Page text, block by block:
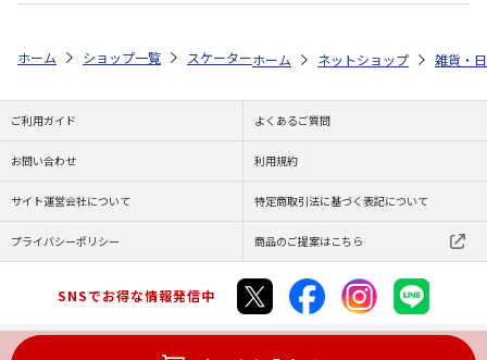
ホーム ショップ一覧 スケーター 救急ばんそうこう (Mサイズ) 100
ホーム ネットショップ 雑貨・
ご利用ガイド よくあるご質問
お問い合わせ 利用規約
サイト運営会社について 特定商取引法に基づく表記について
プライバシーポリシー 商品のご提案はこちら
SNSでお得な情報発信中